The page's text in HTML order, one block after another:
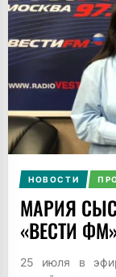
НОВОСТИ
МАРИЯ
«ВЕСТИ
25 июля в